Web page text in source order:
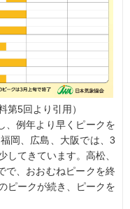
第5回より引用）
例年より早くピークを
岡、広島、大阪では、3
してきています。高松、
で、おおむねピークを終
ピークが続き、ピークを